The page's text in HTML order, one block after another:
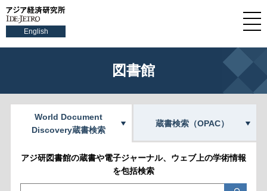
English
図書館
World Document
Discovery蔵書検索
蔵書検索（OPAC）
アジ研図書館の蔵書や電子ジャーナル、ウェブ上の学術情報
を包括検索